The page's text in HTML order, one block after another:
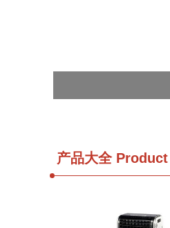
产品大全Product